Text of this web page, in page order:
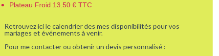
Plateau Froid 13.50 € TTC
Retrouvez ici le calendrier des mes disponibilités pour vos
mariages et événements à venir.
Pour me contacter ou obtenir un devis personnalisé :